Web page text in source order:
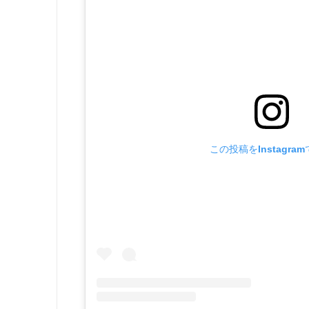
この投稿をInstagram